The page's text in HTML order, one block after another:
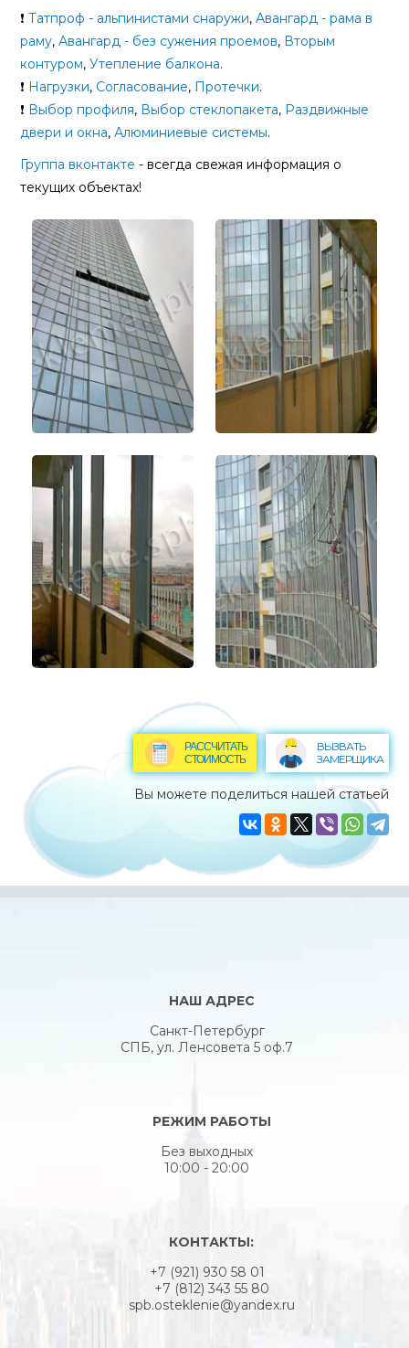
❗Татпроф - альпинистами снаружи,Авангард - рама в
раму,Авангард - без сужения проемов, Вторым
контуром,Утепление балкона.
❗ Нагрузки, Согласование, Протечки.
❗ Выбор профиля, Выбор стеклопакета, Раздвижные
двери и окна,Алюминиевые системы.
Группа вконтакте - всегда свежая информация о
текущих объектах!
ВЫЗВАТЬ
ЗАМЕРЩИКА
РАССЧИТАТЬ
СТОИМОСТЬ
Вы можете поделиться нашей статьей
НАШ АДРЕС
Санкт-Петербург
СПБ, ул. Ленсовета 5 оф.7
РЕЖИМ РАБОТЫ
Без выходных
10:00 - 20:00
КОНТАКТЫ:
+7 (921) 930 58 01
+7 (812) 343 55 80
spb.osteklenie@yandex.ru